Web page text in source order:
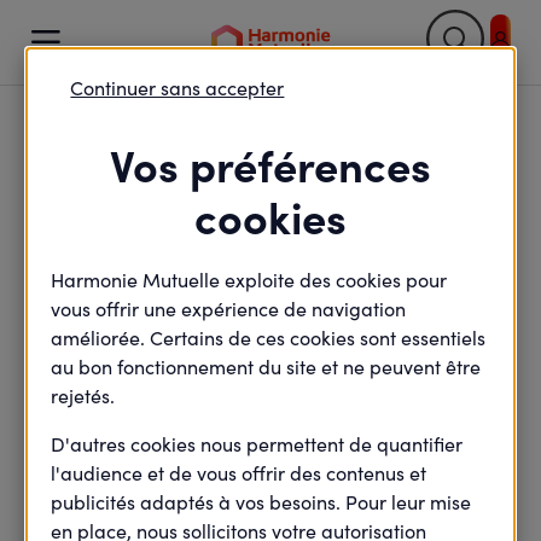

Les 6 points
incontournables de la
loi Santé au travail
Mis à jour le22 février 2022
Vos préférences
cookies
Harmonie Mutuelle exploite des cookies pour
vous offrir une expérience de navigation
améliorée. Certains de ces cookies sont essentiels
au bon fonctionnement du site et ne peuvent être
rejetés.
D'autres cookies nous permettent de quantifier
l'audience et de vous offrir des contenus et
publicités adaptés à vos besoins. Pour leur mise
en place, nous sollicitons votre autorisation
Continuer sans accepter